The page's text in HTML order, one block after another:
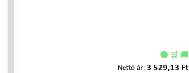
🟢 🛒 🚚
Nettó ár: 3 529,13 Ft